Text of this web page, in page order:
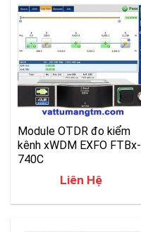
Module OTDR đo kiểm
kênh xWDM EXFO FTBx-
740C
Liên Hệ